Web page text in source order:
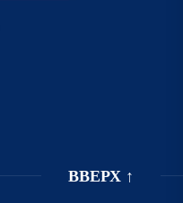
ВВЕРХ ↑